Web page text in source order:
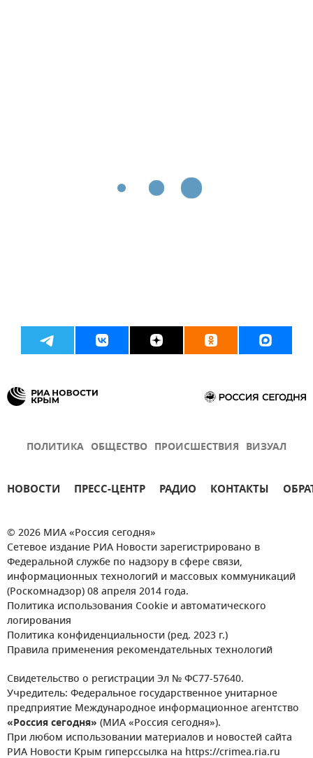
ПОЛИТИКА ОБЩЕСТВО ПРОИСШЕСТВИЯ ВИЗУАЛ
НОВОСТИ ПРЕСС-ЦЕНТР РАДИО КОНТАКТЫ
© 2026 МИА «Россия сегодня»
Сетевое издание РИА Новости зарегистрировано в
Федеральной службе по надзору в сфере связи,
информационных технологий и массовых коммуникаций
(Роскомнадзор) 08 апреля 2014 года.
Политика использования Cookie и автоматического
логирования
Политика конфиденциальности (ред. 2023 г.)
Правила применения рекомендательных технологий
Свидетельство о регистрации Эл № ФС77-57640.
Учредитель: Федеральное государственное унитарное
предприятие Международное информационное агентство
«Россия сегодня» (МИА «Россия сегодня»).
При любом использовании материалов и новостей сайта
РИА Новости Крым гиперссылка на https://crimea.ria.ru